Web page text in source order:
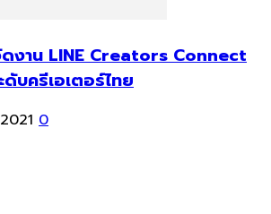
งาน LINE Creators Connect
บครีเอเตอร์ไทย
0